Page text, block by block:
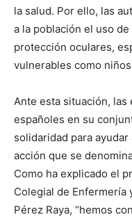
la salud. Por ello, las
a la población el uso
protección oculares,
vulnerables como
Ante esta situación,
españoles en su
solidaridad para
acción que se
Como ha explicado el
Colegial de Enfermería
Pérez Raya, “hemos